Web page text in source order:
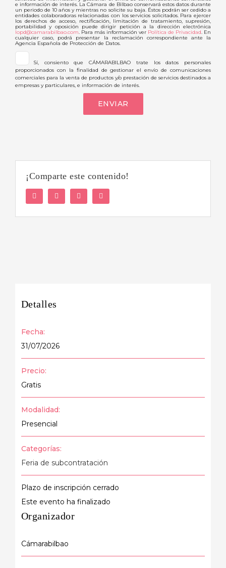
e información de interés. La Cámara de Bilbao conservará estos datos durante
un periodo de 10 años y mientras no solicite su baja. Éstos podrán ser cedido a
entidades colaboradoras relacionadas con los servicios solicitados. Para ejercer
los derechos de acceso, rectificación, limitación de tratamiento, supresión,
portabilidad y oposición puede dirigir petición a la dirección electrónica
lopd@camarabilbao.com. Para más información ver Política de Privacidad. En
cualquier caso, podrá presentar la reclamación correspondiente ante la
Agencia Española de Protección de Datos.
Sí, consiento que CÁMARABILBAO trate los datos personales
proporcionados con la finalidad de gestionar el envío de comunicaciones
comerciales para la venta de productos y/o prestación de servicios destinados a
empresas y particulares, e información de interés.
¡Comparte este contenido!
Facebook Twitter LinkedIn
Detalles
Fecha:
31/07/2026
Precio:
Gratis
Modalidad:
Presencial
Categorías:
Feria de subcontratación
Plazo de inscripción cerrado
Este evento ha finalizado
Organizador
Cámarabilbao